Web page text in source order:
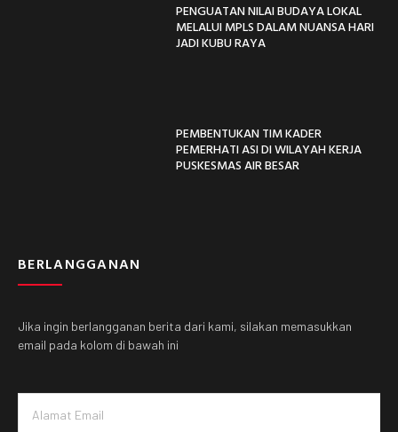
PENGUATAN NILAI BUDAYA LOKAL
MELALUI MPLS DALAM NUANSA HARI
JADI KUBU RAYA
PEMBENTUKAN TIM KADER
PEMERHATI ASI DI WILAYAH KERJA
PUSKESMAS AIR BESAR
BERLANGGANAN
Jika ingin berlangganan berita dari kami, silakan memasukkan
email pada kolom di bawah ini